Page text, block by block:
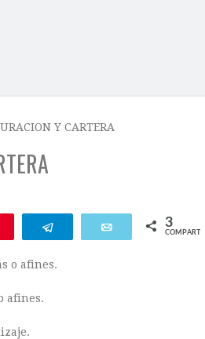
Y CARTERA
Telegram Email 3
COMPARTIR
o afines.
afines.